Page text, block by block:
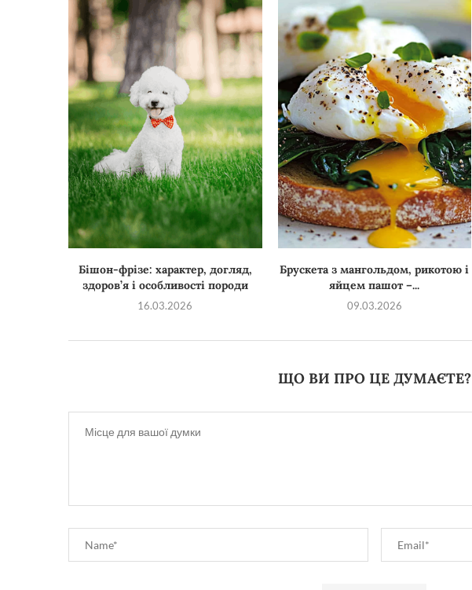
Бішон-фрізе: характер, догляд,
здоров’я і особливості породи
16.03.2026
Брускета з мангольдом, рикотою і
яйцем пашот –...
09.03.2026
ЩО ВИ ПРО ЦЕ ДУМАЄТЕ?